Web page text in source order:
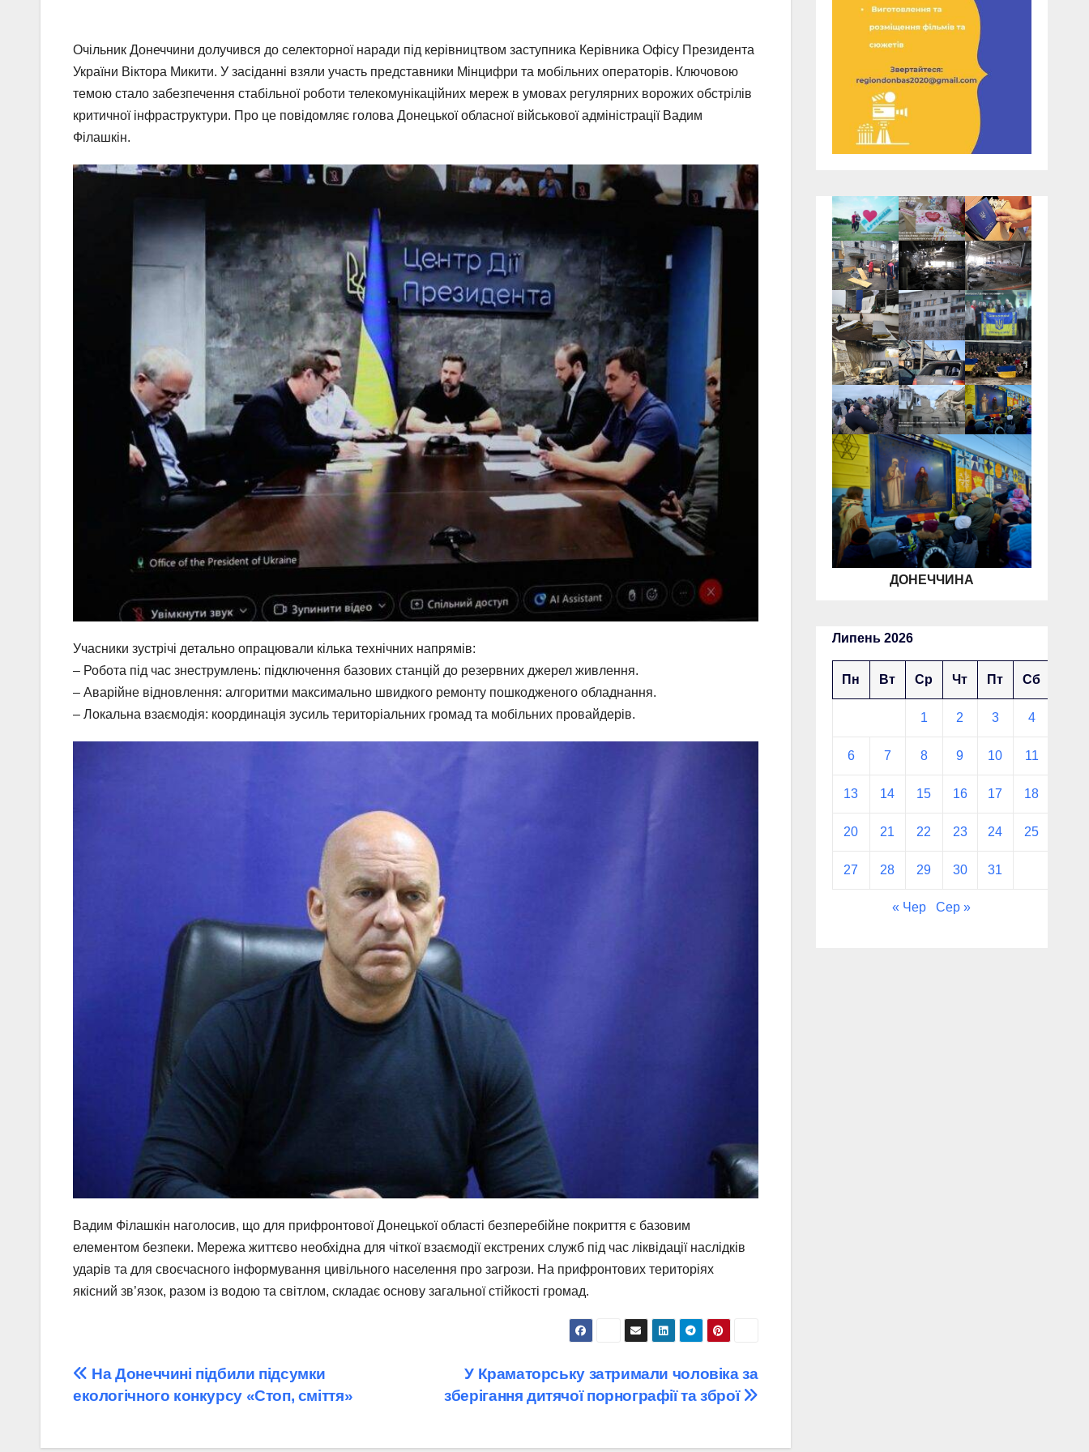
Очільник Донеччини долучився до селекторної наради під керівництвом заступника Керівника Офісу Президента
України Віктора Микити. У засіданні взяли участь представники Мінцифри та мобільних операторів. Ключовою
темою стало забезпечення стабільної роботи телекомунікаційних мереж в умовах регулярних ворожих обстрілів
критичної інфраструктури. Про це повідомляє голова Донецької обласної військової адміністрації Вадим
Філашкін.
Учасники зустрічі детально опрацювали кілька технічних напрямів:
– Робота під час знеструмлень: підключення базових станцій до резервних джерел живлення.
– Аварійне відновлення: алгоритми максимально швидкого ремонту пошкодженого обладнання.
– Локальна взаємодія: координація зусиль територіальних громад та мобільних провайдерів.
Вадим Філашкін наголосив, що для прифронтової Донецької області безперебійне покриття є базовим
елементом безпеки. Мережа життєво необхідна для чіткої взаємодії екстрених служб під час ліквідації наслідків
ударів та для своєчасного інформування цивільного населення про загрози. На прифронтових територіях
якісний зв’язок, разом із водою та світлом, складає основу загальної стійкості громад.
Навігація
У Краматорську затримали чоловіка за
зберігання дитячої порнографії та зброї
На Донеччині підбили підсумки
екологічного конкурсу «Стоп, сміття»
ДОНЕЧЧИНА
Липень 2026
Пн Вт Ср Чт Пт Сб
1 2 3 4
6 7 8 9 10 11
13 14 15 16 17 18
20 21 22 23 24 25
27 28 29 30 31
« Чер Сер »